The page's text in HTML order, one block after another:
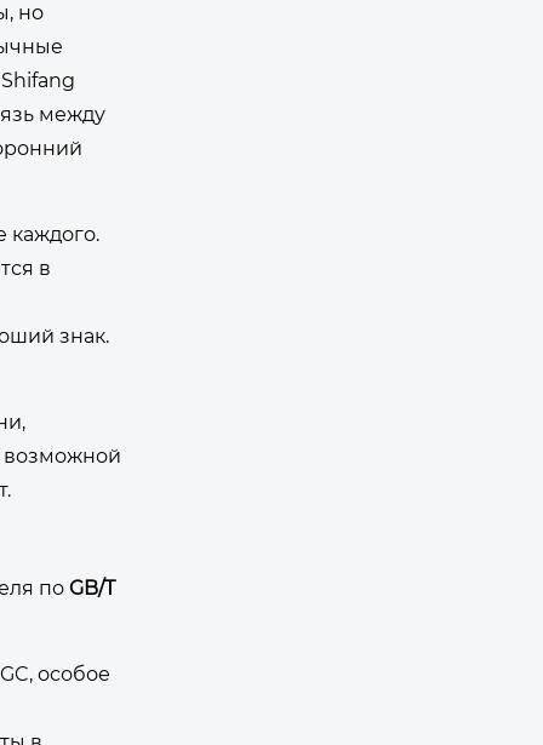
но
между
каждого.
в
знак.
возможной
по GB/T
особое